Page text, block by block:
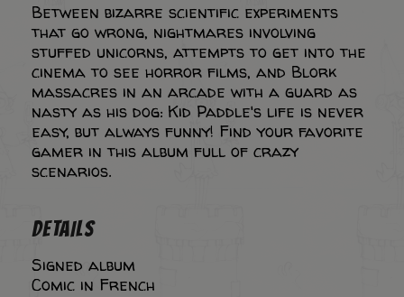
Between bizarre scientific experiments
that go wrong, nightmares involving
stuffed unicorns, attempts to get into the
cinema to see horror films, and Blork
massacres in an arcade with a guard as
nasty as his dog: Kid Paddle's life is never
easy, but always funny! Find your favorite
gamer in this album full of crazy
scenarios.
DETAILS
Signed album
Comic in French